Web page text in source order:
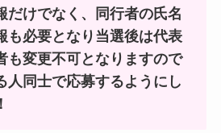
だけでなく、同行者の氏名
も必要となり当選後は代表
も変更不可となりますので
人同士で応募するようにし